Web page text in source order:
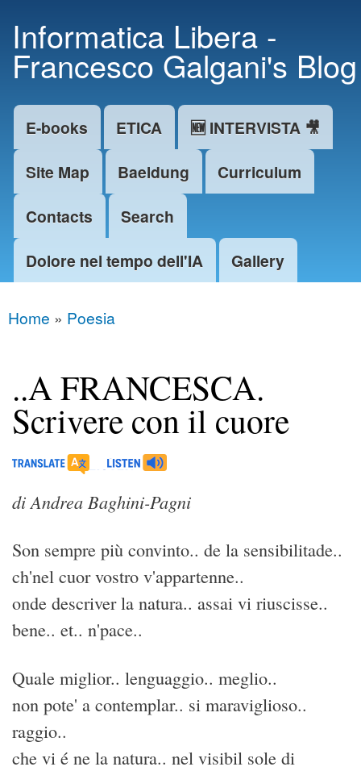
main
content
Informatica Libera -
Francesco Galgani's Blog
Main menu
E-books ETICA
🆕 INTERVISTA 🎥
Site Map
Baeldung
Curriculum
Contacts
Search
Dolore nel tempo dell'IA
Gallery
You are here
Home » Poesia
..A FRANCESCA.
Scrivere con il cuore
di Andrea Baghini-Pagni
Son sempre più convinto.. de la sensibilitade..
ch'nel cuor vostro v'appartenne..
onde descriver la natura.. assai vi riuscisse..
bene.. et.. n'pace..
Quale miglior.. lenguaggio.. meglio..
non pote' a contemplar.. si maraviglioso..
raggio..
che vi é ne la natura.. nel visibil sole di